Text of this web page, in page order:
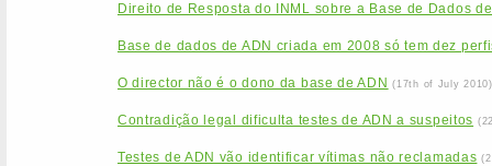
Direito de Resposta do INML sobre a Base de Dados
Base de dados de ADN criada em 2008 só tem dez
O director não é o dono da base de ADN (17th of July 2010)
Contradição legal dificulta testes de ADN a suspeitos
Testes de ADN vão identificar vítimas não reclamadas